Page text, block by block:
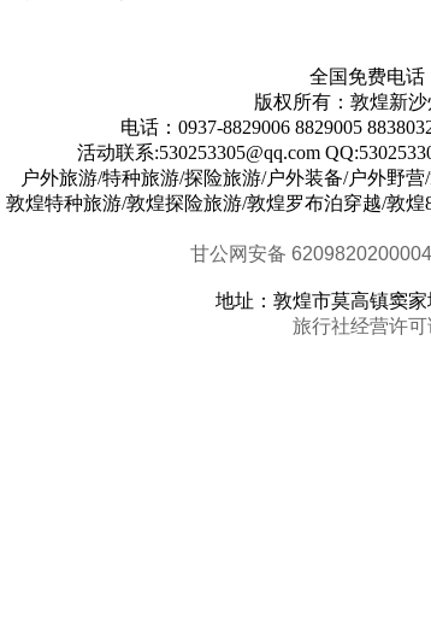
全国免费电话
版权所有：敦煌新
电话：0937-8829006 8829005
活动联系:530253305@qq.com
户外旅游/特种旅游/探险旅游/户外装备/户外野
敦煌特种旅游/敦煌探险旅游/敦煌罗布泊穿越/敦
甘公网安备
地址：敦煌市莫高镇窦
旅行社经营许